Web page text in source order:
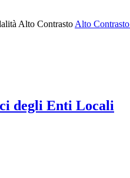
Alto Contrasto Alto Contrasto
degli Enti Locali